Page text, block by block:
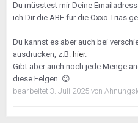
Du müsstest mir Deine
ich Dir die ABE für die Oxxo Trias
Du kannst es aber auch bei
ausdrucken, z.B. hier.
Gibt aber auch noch jede Menge
diese Felgen. 😉
bearbeitet 3. Juli 2025 von